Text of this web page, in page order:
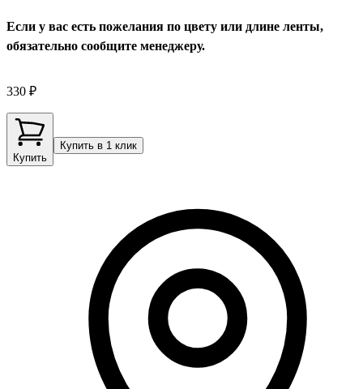
Если у вас есть пожелания по цвету или длине ленты,
обязательно сообщите менеджеру.
330 ₽
Купить
Купить в 1 клик